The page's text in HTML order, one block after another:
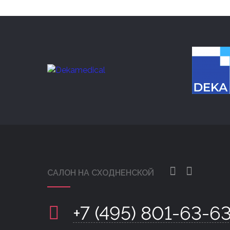
САЛОН НА СХОДНЕНСКОЙ
+7 (495) 801-63-